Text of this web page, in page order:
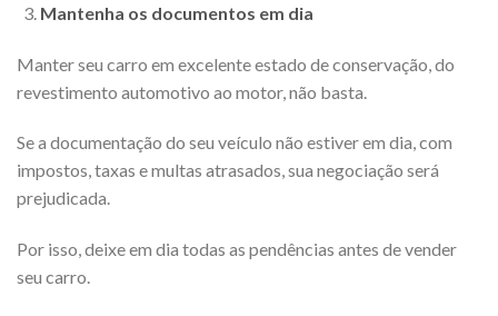
Mantenha os documentos em dia
Manter seu carro em excelente estado de conservação, do
revestimento automotivo ao motor, não basta.
Se a documentação do seu veículo não estiver em dia, com
impostos, taxas e multas atrasados, sua negociação será
prejudicada.
Por isso, deixe em dia todas as pendências antes de vender
seu carro.